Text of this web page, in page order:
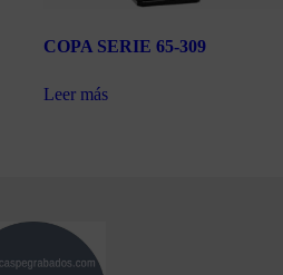
COPA SERIE 65-309
Leer más